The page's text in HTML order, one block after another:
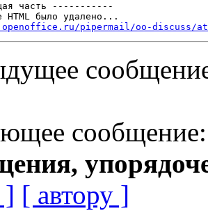
часть -----------
HTML было удалено...
pipermail/oo-discuss/
] [ автору ]